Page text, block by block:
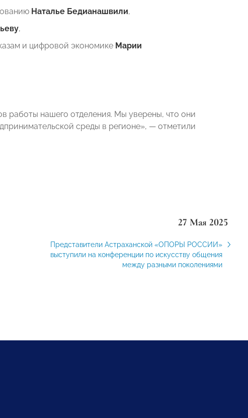
Наталье Бедианашвили,
,
и цифровой экономике Марии
работы нашего отделения. Мы уверены, что они
среды в регионе», — отметили
27 Мая 2025
Представители Астраханской «ОПОРЫ РОССИИ»
выступили на конференции по искусству общения
между разными поколениями